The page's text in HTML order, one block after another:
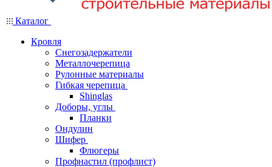
Каталог
Кровля
Снегозадержатели
Металлочерепица
Рулонные материалы
Гибкая черепица
Shinglas
Доборы, углы
Планки
Ондулин
Шифер
Флюгеры
Профнастил (профлист)